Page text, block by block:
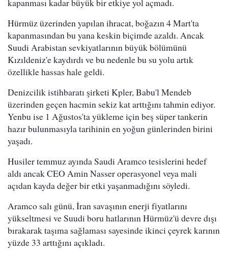
kapanması kadar büyük bir etkiye yol açmadı.
Hürmüz üzerinden yapılan ihracat, boğazın 4 Mart'ta
kapanmasından bu yana keskin biçimde azaldı. Ancak
Suudi Arabistan sevkiyatlarının büyük bölümünü
Kızıldeniz'e kaydırdı ve bu nedenle bu su yolu artık
özellikle hassas hale geldi.
Denizcilik istihbaratı şirketi Kpler, Babu'l Mendeb
üzerinden geçen hacmin sekiz kat arttığını tahmin ediyor.
Yenbu ise 1 Ağustos'ta yükleme için beş süper tankerin
hazır bulunmasıyla tarihinin en yoğun günlerinden birini
yaşadı.
Husiler temmuz ayında Saudi Aramco tesislerini hedef
aldı ancak CEO Amin Nasser operasyonel veya mali
açıdan kayda değer bir etki yaşanmadığını söyledi.
Aramco salı günü, İran savaşının enerji fiyatlarını
yükseltmesi ve Suudi boru hatlarının Hürmüz'ü devre dışı
bırakarak taşıma sağlaması sayesinde ikinci çeyrek karının
yüzde 33 arttığını açıkladı.